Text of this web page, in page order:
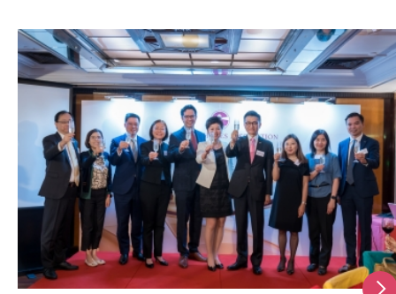
进市民达致拥有更健康、财务更稳健、更美好退休生
活的共同目标。 活动先由退休积金计划协会主席潘
虹女士致欢迎辞，并介绍来自积金局的特別嘉宾，包
括积金局行政总监郑恩赐先生、积金局机构事务总监
及执行董事刘家麒先生、积金局营运总监及执行董事
许慧仪女士、积金局执行董事(政策)郑兆勛先生、积
局监理部主管黄燕妮女士、积金局执法部主管李舜明
女士及积金易公司行政总裁吕志坚先生。潘女士重申
了PSA的宗旨及愿景，承诺加强公众对强积金制度的
认知，让他们更瞭解强积金在帮助僱员实现理想退休